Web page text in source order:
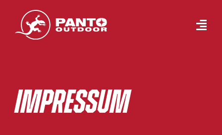
content
IMPRESSUM